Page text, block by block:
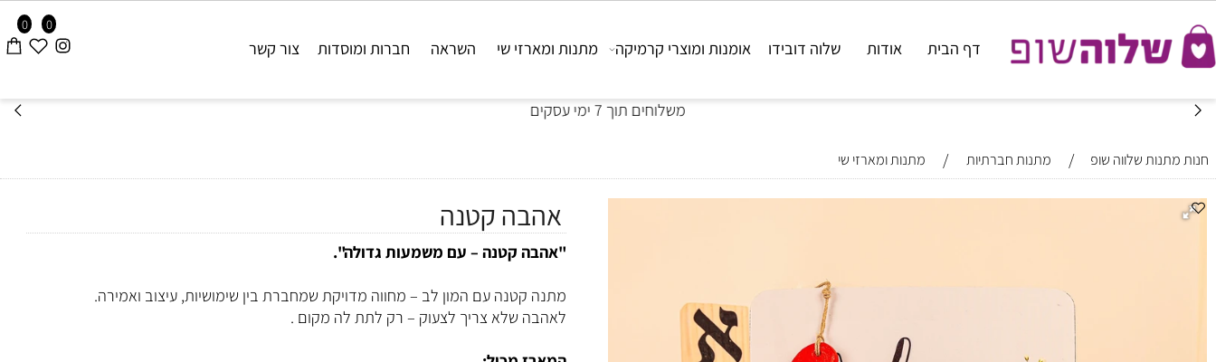
משלוחים תוך 7 ימי עסקים
0 0
דף הבית אודות שלוה דובידו אומנות ומוצרי קרמיקה מתנות ומארזי שי השראה חברות ומוסדות צור קשר
שלווה שופ / מתנות חברתיות / מתנות ומארזי שי
אהבה קטנה
"אהבה קטנה – עם משמעות גדולה".
מתנה קטנה עם המון לב – מחווה מדויקת שמחברת בין שימושיות, עיצוב ואמירה.
לאהבה שלא צריך לצעוק – רק לתת לה מקום .